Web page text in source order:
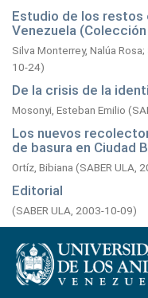
Estudio de los
Venezuela
Silva Monterrey, Nalúa Rosa;
10-24)
De la crisis de la
Mosonyi, Esteban Emilio (
Los nuevos
de basura en Ciudad
Ortíz, Bibiana (SABER ULA,
Editorial
(SABER ULA, 2003-10-09)